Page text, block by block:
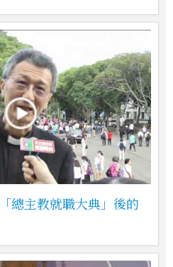
總主教就職大典」後的